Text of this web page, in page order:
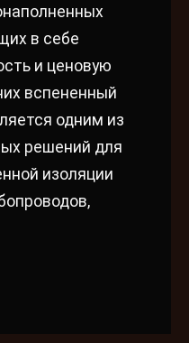
в себе
и ценовую
вспененный
одним из
решений для
изоляции